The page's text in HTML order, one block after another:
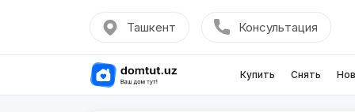
Ташкент Консультация
Купить Снять